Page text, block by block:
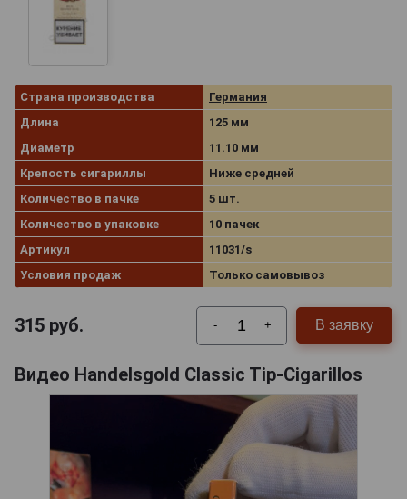
Страна производства
Германия
Длина
125 мм
Диаметр
11.10 мм
Крепость сигариллы
Ниже средней
Количество в пачке
5 шт.
Количество в упаковке
10 пачек
Артикул
11031/s
Условия продаж
Только самовывоз
315 руб. - + В заявку
Видео Handelsgold Classic Tip-Cigarillos